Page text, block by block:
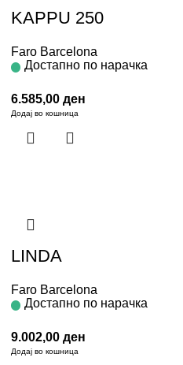
KAPPU 250
Faro Barcelona
Достапно по нарачка
6.585,00 ден
Додај во кошница
LINDA
Faro Barcelona
Достапно по нарачка
9.002,00 ден
Додај во кошница